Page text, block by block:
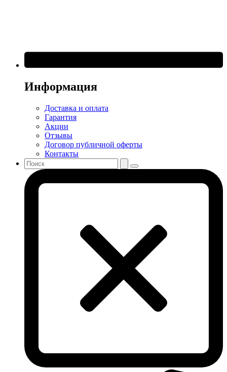
Информация
Доставка и оплата
Гарантия
Акции
Отзывы
Договор публичной оферты
Контакты